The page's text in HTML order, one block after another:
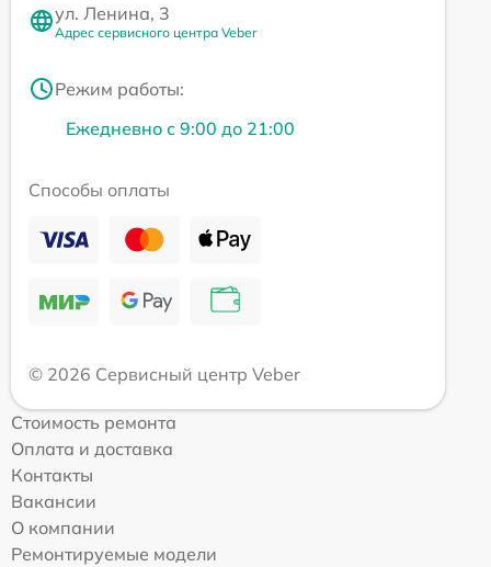
ул. Ленина, 3
Адрес сервисного центра Veber
Режим работы:
Ежедневно с 9:00 до 21:00
Способы оплаты
© 2026 Сервисный центр Veber
Стоимость ремонта
Оплата и доставка
Контакты
Вакансии
О компании
Ремонтируемые модели